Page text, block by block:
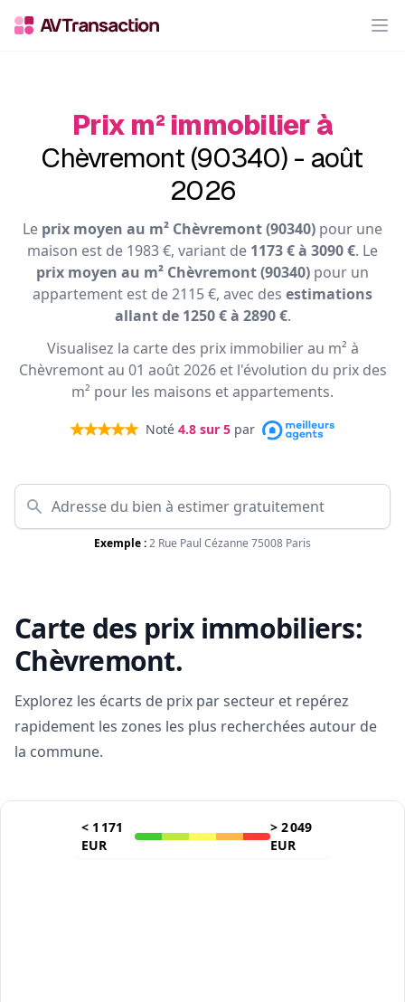
Prix m² immobilier à
Chèvremont (90340) - août
2026
Le prix moyen au m² Chèvremont (90340) pour une
maison est de 1983 €, variant de 1173 € à 3090 €. Le
prix moyen au m² Chèvremont (90340) pour un
appartement est de 2115 €, avec des estimations
allant de 1250 € à 2890 €.
Visualisez la carte des prix immobilier au m² à
Chèvremont au 01 août 2026 et l'évolution du prix des
m² pour les maisons et appartements.
Noté 4.8 sur 5 par
Exemple :2 Rue Paul Cézanne 75008 Paris
Carte des prix immobiliers:
Chèvremont.
Explorez les écarts de prix par secteur et repérez
rapidement les zones les plus recherchées autour de
la commune.
< 1 171
EUR
> 2 049
EUR